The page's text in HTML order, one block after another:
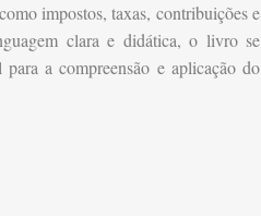
impostos, taxas, contribuições e
clara e didática, o livro se
para a compreensão e aplicação do